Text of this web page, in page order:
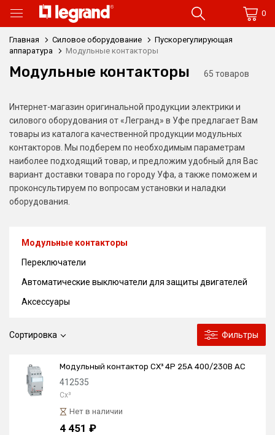
0
Главная Силовое оборудование
Пускорегулирующая
аппаратура
Модульные контакторы
Модульные контакторы 65 товаров
Интернет-магазин оригинальной продукции электрики и
силового оборудования от «Легранд» в Уфе предлагает Вам
товары из каталога качественной продукции модульных
контакторов. Мы подберем по необходимым параметрам
наиболее подходящий товар, и предложим удобный для Вас
вариант доставки товара по городу Уфа, а также поможем и
проконсультируем по вопросам установки и наладки
оборудования.
Сортировка Фильтры
Модульный контактор CX³ 4P 25А 400/230В AC
412535
Cx³
Нет в наличии
4 451 ₽
Модульные контакторы
Переключатели
Автоматические выключатели для защиты двигателей
Аксессуары